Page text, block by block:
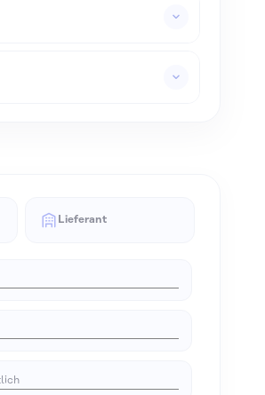
Lieferant